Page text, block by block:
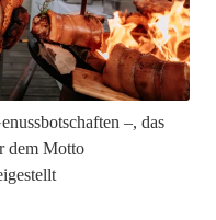
–, das
dem Motto